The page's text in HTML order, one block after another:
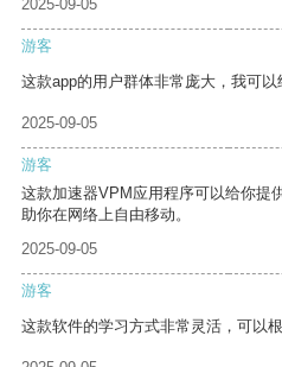
2025-09-05
游客
这款app的用户群体非常庞大，我可以
2025-09-05
游客
这款加速器VPM应用程序可以给你提
助你在网络上自由移动。
2025-09-05
游客
这款软件的学习方式非常灵活，可以